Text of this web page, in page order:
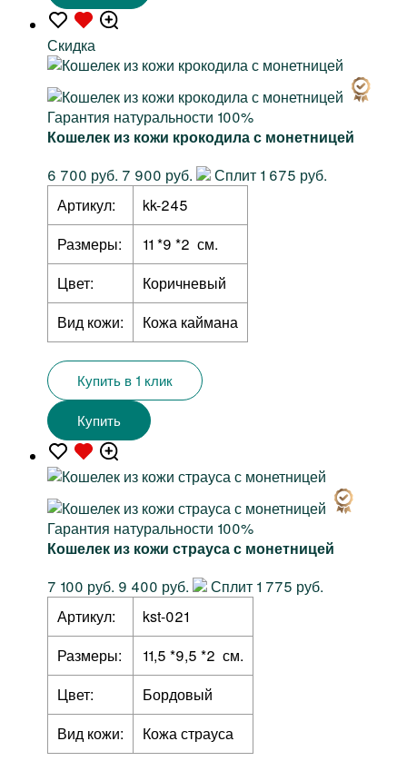
Скидка
Гарантия натуральности 100%
Кошелек из кожи крокодила с монетницей
6 700 руб. 7 900 руб.
Сплит 1 675 руб.
Артикул:
kk-245
Размеры:
11 *9 *2 см.
Цвет:
Коричневый
Вид кожи:
Кожа каймана
Купить в 1 клик
Купить
Гарантия натуральности 100%
Кошелек из кожи страуса с монетницей
7 100 руб. 9 400 руб.
Сплит 1 775 руб.
Артикул:
kst-021
Размеры:
11,5 *9,5 *2 см.
Цвет:
Бордовый
Вид кожи:
Кожа страуса